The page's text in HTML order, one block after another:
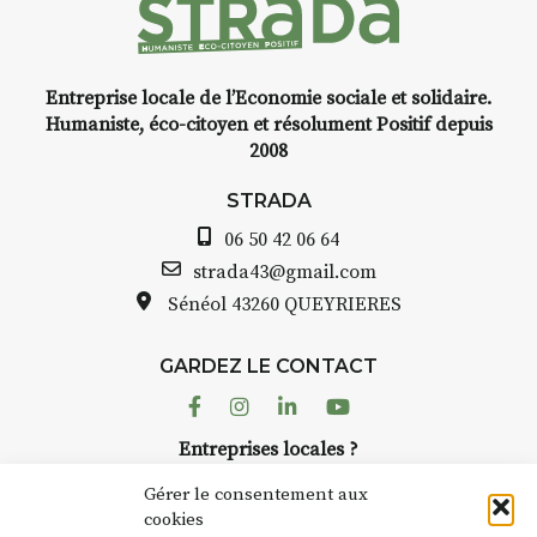
Gérer le consentement aux
cookies
INTERVIEW
avez ouvert une galerie à
Auzon…
Bernard TURLE Le Fumoir n’est
pas une galerie permanente.
AuzonToujours organise
dans le village. Des artistes et
caves, les granges d’Auzon. Le
Fumoir est l’un de ces espaces
Entreprise locale de l’Economie sociale et solidaire.
Humaniste, éco-citoyen et résolument Positif depuis
2008
STRADA
06 50 42 06 64
strada43@gmail.com
Sénéol 43260 QUEYRIERES
GARDEZ LE CONTACT
FacebookInstagram
LinkedinYoutube
Entreprises locales ?